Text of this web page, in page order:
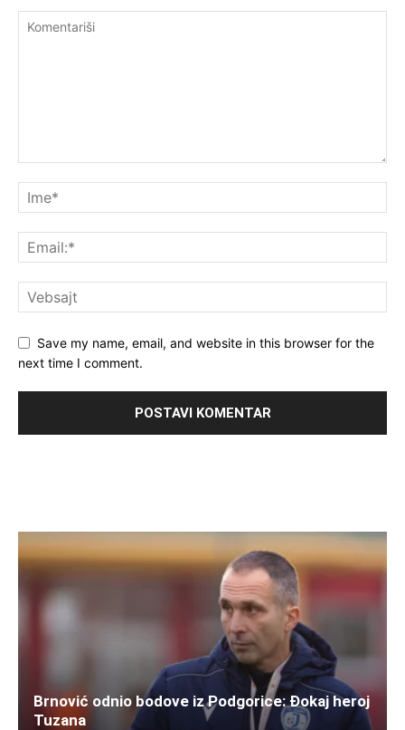
Save my name, email, and website in this browser for the
next time I comment.
Brnović odnio bodove iz Podgorice: Đokaj heroj
Tuzana